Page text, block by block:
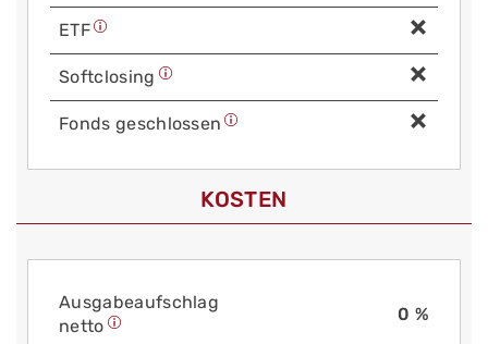
ETF
Soft­closing
Fonds geschlossen
KOSTEN
Aus­gabe­auf­schlag
netto
0 %